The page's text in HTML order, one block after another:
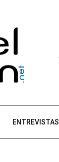
ENTREVISTAS